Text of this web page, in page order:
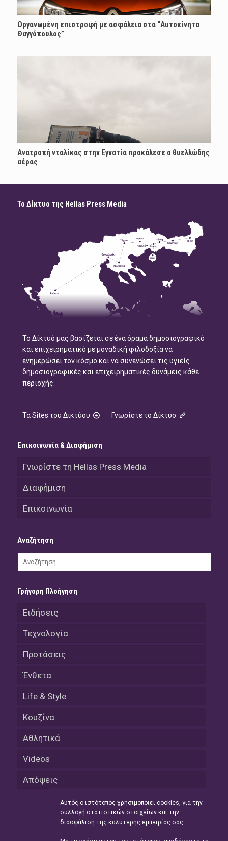
Οργανωμένη επιστροφή με ασφάλεια στα “Αυτοκίνητα
Θαγγόπουλος”
Ανατροπή νταλίκας στην Εγνατία προκάλεσε ο θυελλώδης
αέρας
Το Δίκτυο της Hellas Press Media
Το Δίκτυό μας βασίζεται σε ένα όραμα δημοσιογραφικό
και επιχειρηματικό με μοναδική φιλοδοξία να
ενημερώσει τον κόσμο και να συνενώσει τις υγιείς
δημοσιογραφικές και επιχειρηματικές δυνάμεις κάθε
περιοχής.
Τα Sites του Δικτύου Γνωρίστε το Δίκτυο
Επικοινωνία & Διαφήμιση
Γνωρίστε τη Hellas Press Media
Διαφήμιση
Επικοινωνία
Αναζήτηση
Γρήγορη Πλοήγηση
Ειδήσεις
Τεχνολογία
Προτάσεις
Ένθετα
Life & Style
Κουζίνα
Αθλητικά
Videos
Απόψεις
Αυτός ο ιστότοπος χρησιμοποιεί cookies, για την
συλλογή στατιστικών στοιχείων και την
διασφάλιση της καλύτερης εμπειρίας σας.